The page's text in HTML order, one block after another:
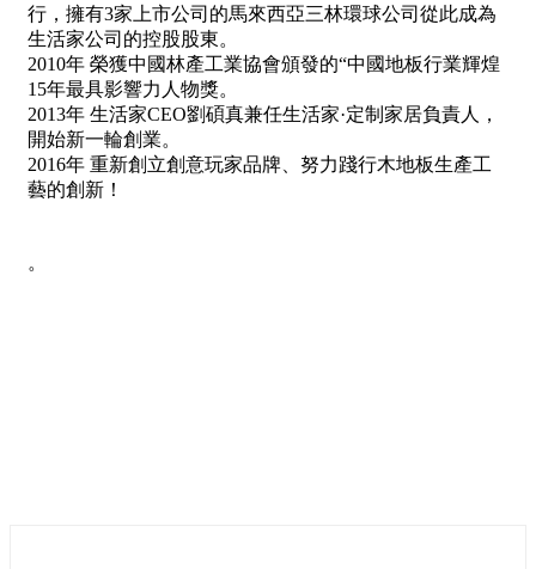
行，擁有3家上市公司的馬來西亞三林環球公司從此成為
生活家公司的控股股東。
2010年 榮獲中國林產工業協會頒發的“中國地板行業輝煌
15年最具影響力人物獎。
2013年 生活家CEO劉碩真兼任生活家·定制家居負責人，
開始新一輪創業。
2016年 重新創立創意玩家品牌、努力踐行木地板生產工
藝的創新！
。